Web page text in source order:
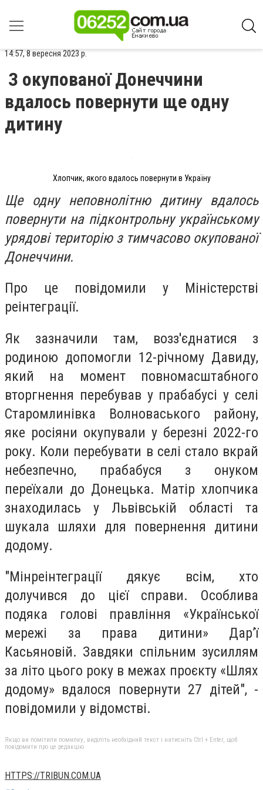
14:57, 8 вересня 2023 р.
З окупованої Донеччини
вдалось повернути ще одну
дитину
Хлопчик, якого вдалось повернути в Україну
Ще одну неповнолітню дитину вдалось
повернути на підконтрольну українському
урядові територію з тимчасово окупованої
Донеччини.
Про це повідомили у Міністерстві
реінтеграції.
Як зазначили там, возз'єднатися з
родиною допомогли 12-річному Давиду,
який на момент повномасштабного
вторгнення перебував у прабабусі у селі
Старомлинівка Волноваського району,
яке росіяни окупували у березні 2022-го
року. Коли перебувати в селі стало вкрай
небезпечно, прабабуся з онуком
переїхали до Донецька. Матір хлопчика
знаходилась у Львівській області та
шукала шляхи для повернення дитини
додому.
"Мінреінтеграції дякує всім, хто
долучився до цієї справи. Особлива
подяка голові правління «Української
мережі за права дитини» Дар’ї
Касьяновій. Завдяки спільним зусиллям
за літо цього року в межах проєкту «Шлях
додому» вдалося повернути 27 дітей", -
повідомили у відомстві.
Якщо ви помітили помилку, виділіть необхідний текст і натисніть Ctrl + Enter, щоб
повідомити про це редакцію
HTTPS://TRIBUN.COM.UA